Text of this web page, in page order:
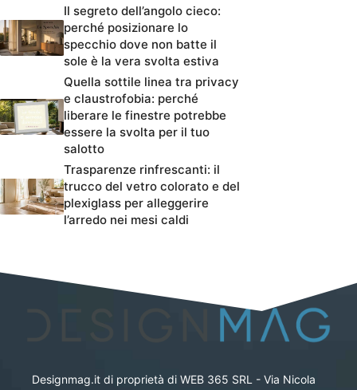
Il segreto dell’angolo cieco:
perché posizionare lo
specchio dove non batte il
sole è la vera svolta estiva
Quella sottile linea tra privacy
e claustrofobia: perché
liberare le finestre potrebbe
essere la svolta per il tuo
salotto
Trasparenze rinfrescanti: il
trucco del vetro colorato e del
plexiglass per alleggerire
l’arredo nei mesi caldi
Designmag.it di proprietà di WEB 365 SRL - Via Nicola